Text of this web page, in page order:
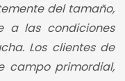
del tamaño,
a las condiciones
Los clientes de
campo primordial,